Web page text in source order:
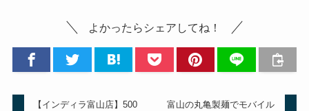
よかったらシェアしてね！
【インディラ富山店】500
富山の丸亀製麺でモバイル